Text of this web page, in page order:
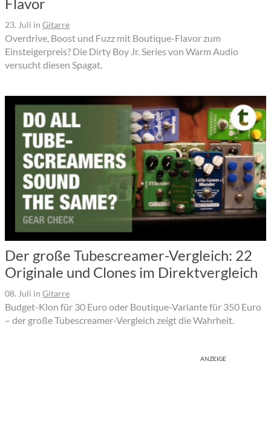
23. Juli in Gitarre
Overdrive, Boost und Fuzz mit Boutique-Flavor zum
Einsteigerpreis? Die Dirty Boy Jr. Series von Warm Audio
versucht diesen Spagat.
Der große Tubescreamer-Vergleich: 22
Originale und Clones im Direktvergleich
08. Juli in Gitarre
Budget-Klon für 30 Euro oder Boutique-Variante für 350 Euro
– der große Tubescreamer-Vergleich zeigt die Wahrheit.
ANZEIGE